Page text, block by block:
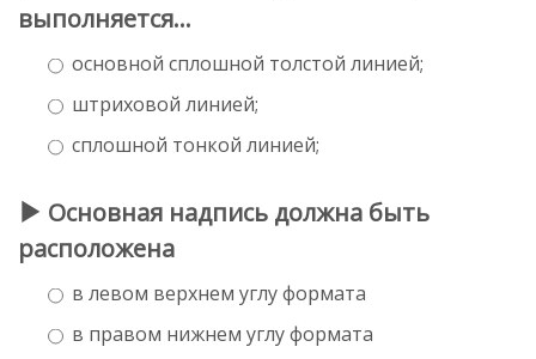
выполняется…
основной сплошной толстой линией;
штриховой линией;
сплошной тонкой линией;
Основная надпись должна быть
расположена
в левом верхнем углу формата
в правом нижнем углу формата